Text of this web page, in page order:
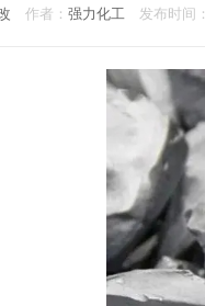
作者： 强力化工 发布时间：